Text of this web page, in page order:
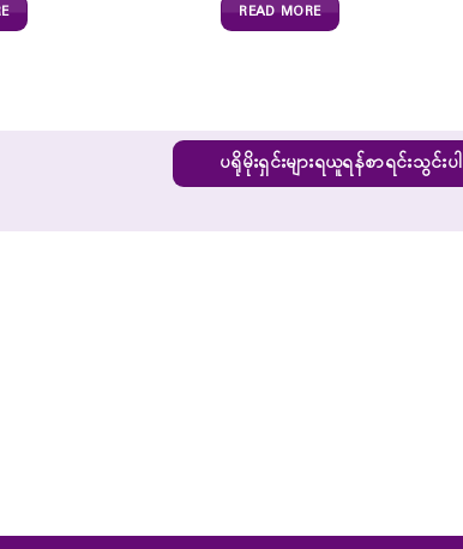
READ MORE
ပရိုမိုးရှင်းများရယူရန်စာရင်းသွင်းပါ